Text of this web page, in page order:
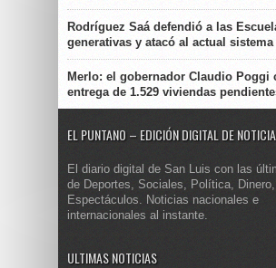
Rodríguez Saá defendió a las
generativas y atacó al actual
Merlo: el gobernador Claudio Poggi
entrega de 1.529 viviendas
EL PUNTANO – EDICIÓN DIGITAL DE
El diario digital de San Luis con las
de Deportes, Sociales, Política, Dinero,
Espectáculos. Noticias nacionales e
internacionales al instante.
ULTIMAS NOTICIAS